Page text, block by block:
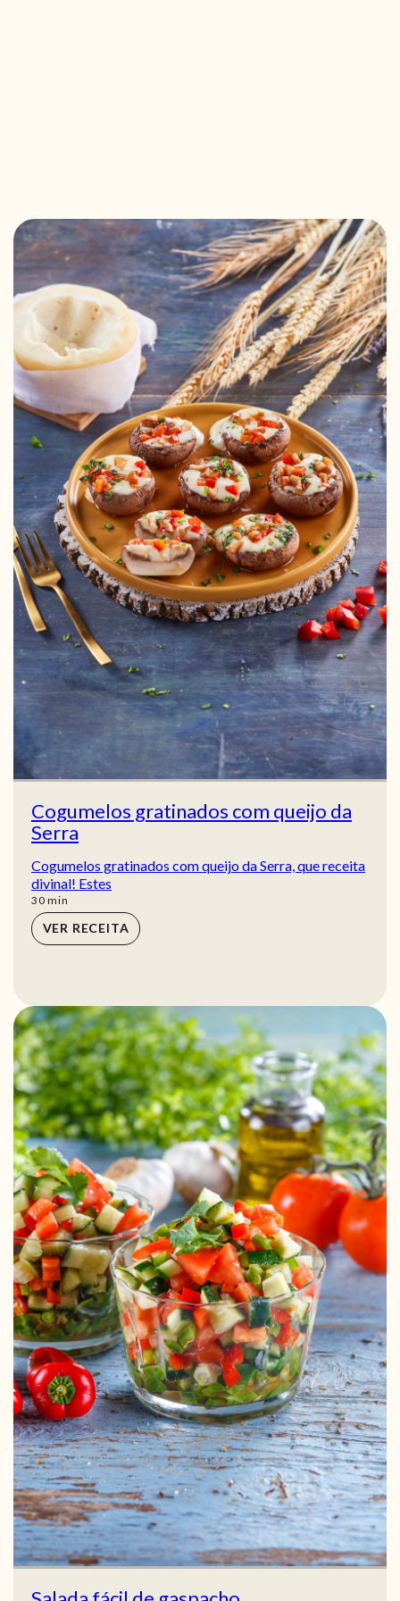
Cogumelos gratinados com queijo da
Serra
Cogumelos gratinados com queijo da Serra, que receita
divinal! Estes
30min
min
VER RECEITA